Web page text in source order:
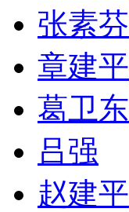
张素芬
章建平
葛卫东
吕强
赵建平